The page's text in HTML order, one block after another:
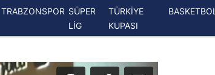
TRABZONSPOR SÜPER
LİG
TÜRKİYE
KUPASI
BASKETBOL